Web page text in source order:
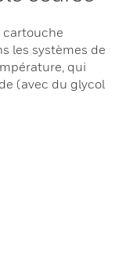
cartouche
les systèmes de
qui
(avec du glycol